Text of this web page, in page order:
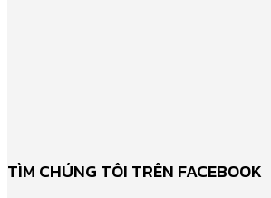
TÌM CHÚNG TÔI TRÊN FACEBOOK